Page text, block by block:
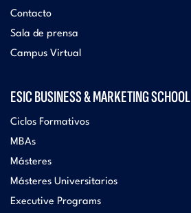
Contacto
Sala de prensa
Campus Virtual
ESIC BUSINESS & MARKETING SCHOOL
Ciclos Formativos
MBAs
Másteres
Másteres Universitarios
Executive Programs